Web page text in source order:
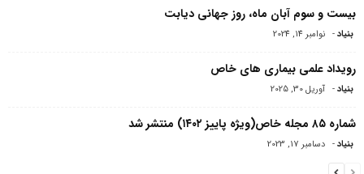
بیست و سوم آبان ماه، روز جهانی دیابت
بنیاد- نوامبر 14, 2024
رویداد علمی بیماری های خاص
بنیاد- آوریل 30, 2025
شماره ۸۵ مجله خاص(ویژه پاییز ۱۴۰۲) منتشر شد
بنیاد- دسامبر 17, 2023